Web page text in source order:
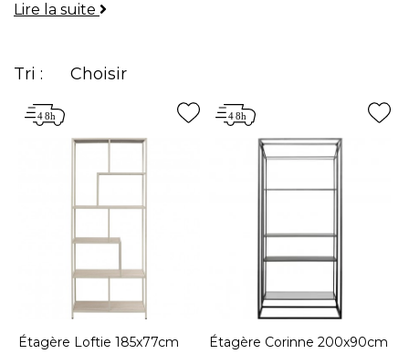
Lire la suite
Tri : Choisir
Étagère Loftie 185x77cm
Étagère Corinne 200x90cm